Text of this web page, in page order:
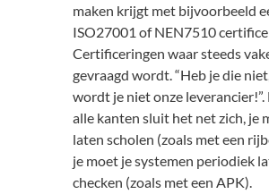
maken krijgt met bijvoorbeeld
ISO27001 of NEN7510
Certificeringen waar steeds
gevraagd wordt. “Heb je die
wordt je niet onze leverancier!”.
alle kanten sluit het net zich, je
laten scholen (zoals met een
je moet je systemen periodiek
checken (zoals met een APK).